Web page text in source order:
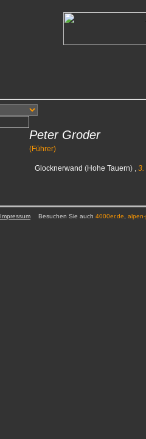
Peter Groder
(Führer)
Glocknerwand (Hohe Tauern) , 3.
Impressum Besuchen Sie auch 4000er.de